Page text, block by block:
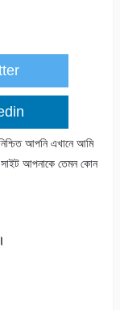
আপনি এখানে আমি
সাইট আপনাকে তেমন কোন